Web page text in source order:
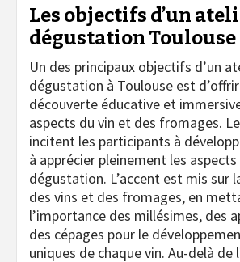
Les objectifs d’un
dégustation Toulouse
Un des principaux objectifs d’un
dégustation à Toulouse est
découverte éducative et
aspects du vin et des fromages.
incitent les participants à
à apprécier pleinement les
dégustation. L’accent est mis sur
des vins et des fromages, en
l’importance des millésimes, des
des cépages pour le
uniques de chaque vin. Au-delà de